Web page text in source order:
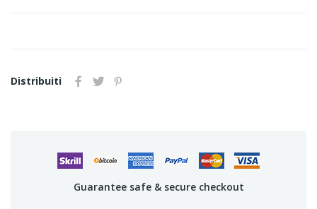
Distribuiti
Guarantee safe & secure checkout